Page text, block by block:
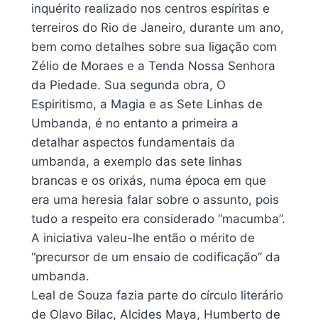
inquérito realizado nos centros espíritas e
terreiros do Rio de Janeiro, durante um ano,
bem como detalhes sobre sua ligação com
Zélio de Moraes e a Tenda Nossa Senhora
da Piedade. Sua segunda obra, O
Espiritismo, a Magia e as Sete Linhas de
Umbanda, é no entanto a primeira a
detalhar aspectos fundamentais da
umbanda, a exemplo das sete linhas
brancas e os orixás, numa época em que
era uma heresia falar sobre o assunto, pois
tudo a respeito era considerado “macumba”.
A iniciativa valeu-lhe então o mérito de
“precursor de um ensaio de codificação” da
umbanda.
Leal de Souza fazia parte do círculo literário
de Olavo Bilac, Alcides Maya, Humberto de